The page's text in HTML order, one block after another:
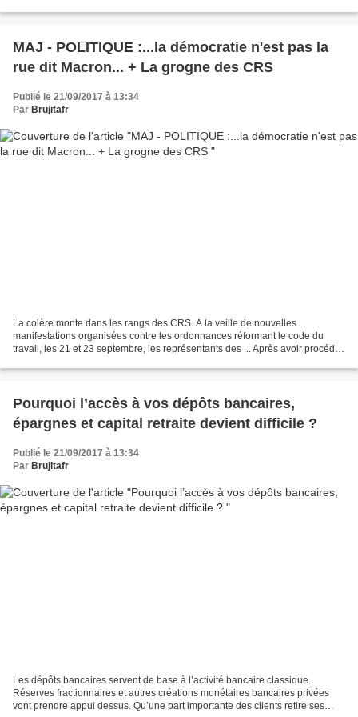
MAJ - POLITIQUE :...la démocratie n'est pas la
rue dit Macron... + La grogne des CRS
Publié le 21/09/2017 à 13:34
Par Brujitafr
La colère monte dans les rangs des CRS. A la veille de nouvelles
manifestations organisées contre les ordonnances réformant le code du
travail, les 21 et 23 septembre, les représentants des ... Après avoir procédé
Pourquoi l’accès à vos dépôts bancaires,
épargnes et capital retraite devient difficile ?
Publié le 21/09/2017 à 13:34
Par Brujitafr
Les dépôts bancaires servent de base à l’activité bancaire classique.
Réserves fractionnaires et autres créations monétaires bancaires privées
vont prendre appui dessus. Qu’une part importante des clients retire ses